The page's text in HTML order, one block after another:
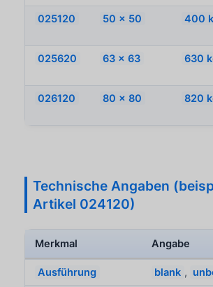
025120 50 x 50 400
025620 63 x 63 630
026120 80 x 80 820
Technische Angaben
Artikel 024120)
Merkmal Angabe
Ausführung blank ,